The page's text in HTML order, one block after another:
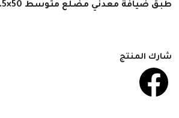
طبق ضيافة معدني مضلع متوسط 50×19.5×3 سم
شارك المنتج